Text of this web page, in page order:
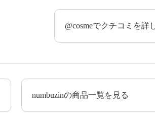
@cosmeでクチコミを詳
numbuzinの商品一覧を見る